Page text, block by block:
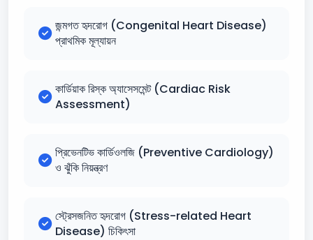
জন্মগত হৃদরোগ (Congenital Heart Disease)
প্রাথমিক মূল্যায়ন
কার্ডিয়াক রিস্ক অ্যাসেসমেন্ট (Cardiac Risk
Assessment)
প্রিভেনটিভ কার্ডিওলজি (Preventive Cardiology)
ও ঝুঁকি নিয়ন্ত্রণ
স্ট্রেসজনিত হৃদরোগ (Stress-related Heart
Disease) চিকিৎসা